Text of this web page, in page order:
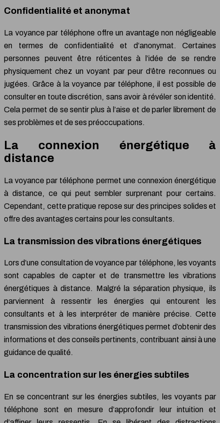
Confidentialité et anonymat
La voyance par téléphone offre un avantage non négligeable
en termes de confidentialité et d’anonymat. Certaines
personnes peuvent être réticentes à l’idée de se rendre
physiquement chez un voyant par peur d’être reconnues ou
jugées. Grâce à la voyance par téléphone, il est possible de
consulter en toute discrétion, sans avoir à révéler son identité.
Cela permet de se sentir plus à l’aise et de parler librement de
ses problèmes et de ses préoccupations.
La connexion énergétique à
distance
La voyance par téléphone permet une connexion énergétique
à distance, ce qui peut sembler surprenant pour certains.
Cependant, cette pratique repose sur des principes solides et
offre des avantages certains pour les consultants.
La transmission des vibrations énergétiques
Lors d’une consultation de voyance par téléphone, les voyants
sont capables de capter et de transmettre les vibrations
énergétiques à distance. Malgré la séparation physique, ils
parviennent à ressentir les énergies qui entourent les
consultants et à les interpréter de manière précise. Cette
transmission des vibrations énergétiques permet d’obtenir des
informations et des conseils pertinents, contribuant ainsi à une
guidance de qualité.
La concentration sur les énergies subtiles
En se concentrant sur les énergies subtiles, les voyants par
téléphone sont en mesure d’approfondir leur intuition et